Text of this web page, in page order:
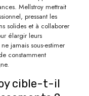
Mellstroy mettrait
pressant les
solides et à collaborer
élargir leurs
jamais sous-estimer
constamment
cible-t-il